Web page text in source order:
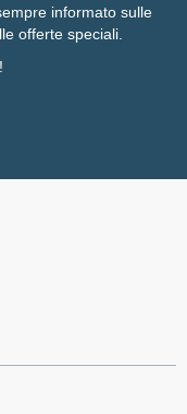
informato sulle
offerte speciali.